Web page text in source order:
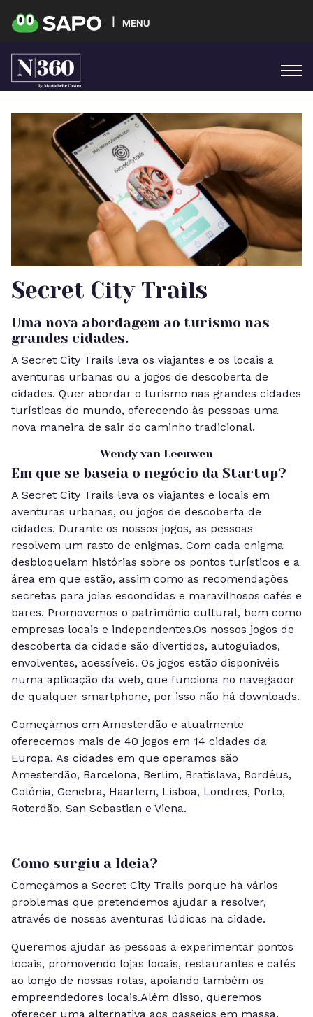
MENU
Secret City Trails
Uma nova abordagem ao turismo nas
grandes cidades.
A Secret City Trails leva os viajantes e os locais a
aventuras urbanas ou a jogos de descoberta de
cidades. Quer abordar o turismo nas grandes cidades
turísticas do mundo, oferecendo às pessoas uma
nova maneira de sair do caminho tradicional.
Wendy van Leeuwen
Em que se baseia o negócio da Startup?
A Secret City Trails leva os viajantes e locais em
aventuras urbanas, ou jogos de descoberta de
cidades. Durante os nossos jogos, as pessoas
resolvem um rasto de enigmas. Com cada enigma
desbloqueiam histórias sobre os pontos turísticos e a
área em que estão, assim como as recomendações
secretas para joias escondidas e maravilhosos cafés e
bares. Promovemos o patrimônio cultural, bem como
empresas locais e independentes.Os nossos jogos de
descoberta da cidade são divertidos, autoguiados,
envolventes, acessíveis. Os jogos estão disponivéis
numa aplicação da web, que funciona no navegador
de qualquer smartphone, por isso não há downloads.
Começámos em Amesterdão e atualmente
oferecemos mais de 40 jogos em 14 cidades da
Europa. As cidades em que operamos são
Amesterdão, Barcelona, Berlim, Bratislava, Bordéus,
Colónia, Genebra, Haarlem, Lisboa, Londres, Porto,
Roterdão, San Sebastian e Viena.
Como surgiu a Ideia?
Começámos a Secret City Trails porque há vários
problemas que pretendemos ajudar a resolver,
através de nossas aventuras lúdicas na cidade.
Queremos ajudar as pessoas a experimentar pontos
locais, promovendo lojas locais, restaurantes e cafés
ao longo de nossas rotas, apoiando também os
empreendedores locais.Além disso, queremos
oferecer uma alternativa aos passeios em massa,